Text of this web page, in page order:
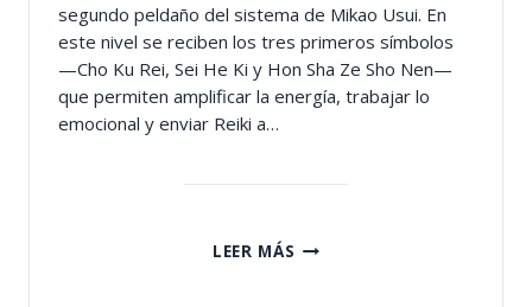
segundo peldaño del sistema de Mikao Usui. En
este nivel se reciben los tres primeros símbolos
—Cho Ku Rei, Sei He Ki y Hon Sha Ze Sho Nen—
que permiten amplificar la energía, trabajar lo
emocional y enviar Reiki a…
LEER MÁS REIKI